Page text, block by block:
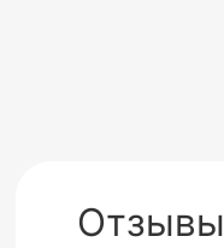
Отзывы